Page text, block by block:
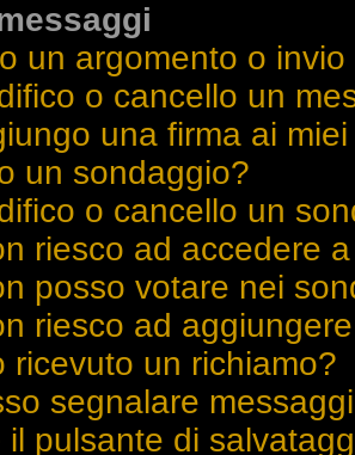
un argomento o
o cancello un
una firma ai
un sondaggio?
o cancello un
riesco ad accedere
posso votare nei
riesco ad
ricevuto un richiamo?
segnalare
il pulsante di